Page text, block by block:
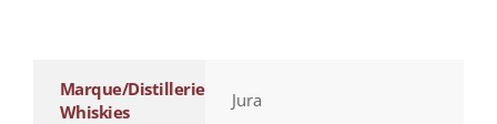
Marque/Distillerie
Whiskies
Jura